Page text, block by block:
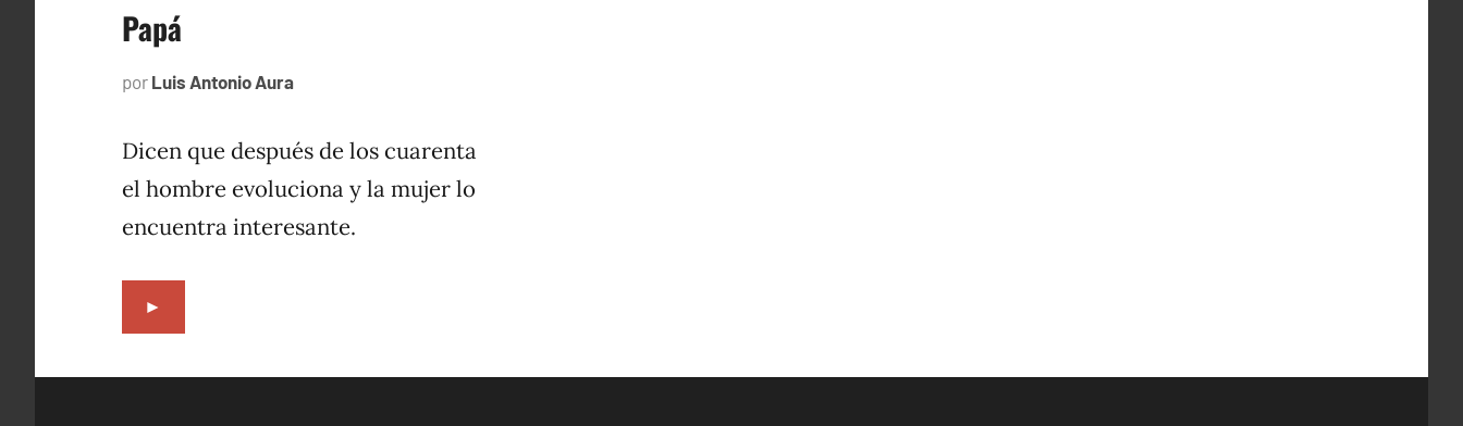
Papá
por Luis Antonio Aura
1996
Dicen que después de los cuarenta
el hombre evoluciona y la mujer lo
encuentra interesante.
►